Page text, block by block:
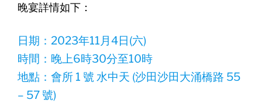
晚宴詳情如下：
日期：2023年11月4日(六)
時間：晚上6時30分至10時
地點：會所 1 號 水中天 (沙田沙田大涌橋路 55
– 57 號)